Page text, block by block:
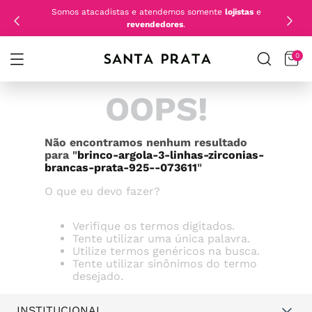
Somos atacadistas e atendemos somente lojistase
revendedores.
0
OOPS!
Não encontramos nenhum resultado
para "brinco-argola-3-linhas-zirconias-
brancas-prata-925--073611"
O que eu devo fazer?
Verifique os termos digitados.
Tente utilizar uma única palavra.
Utilize termos genéricos na busca.
Tente utilizar sinônimos do termo
desejado.